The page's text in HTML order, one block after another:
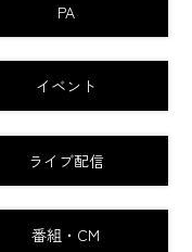
PA
イベント
ライブ配信
番組・CM